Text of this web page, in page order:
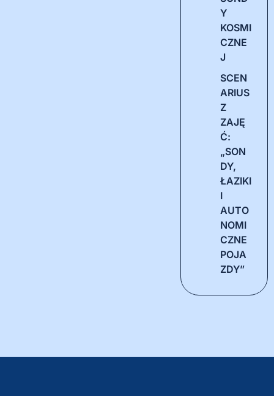
Y
KOSMI
CZNE
J
SCEN
ARIUS
Z
ZAJĘ
Ć:
„SON
DY,
ŁAZIKI
I
AUTO
NOMI
CZNE
POJA
ZDY”